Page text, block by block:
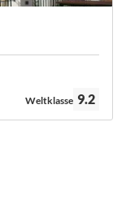
Bewertung:
Weltklasse 9.2